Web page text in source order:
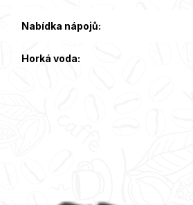
Nabídka nápojů:
Horká voda: